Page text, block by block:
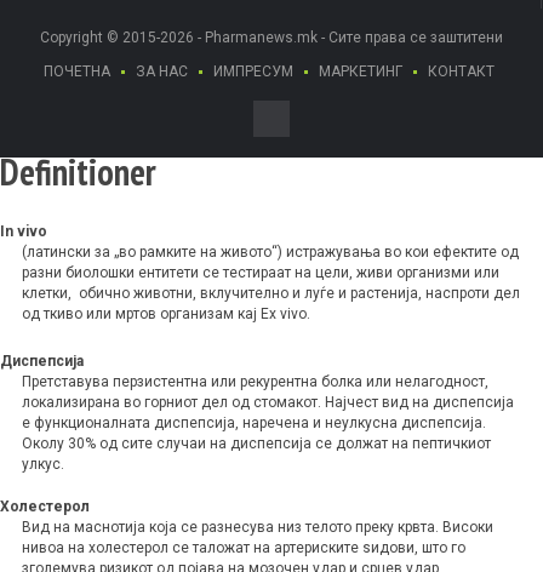
Copyright © 2015-2026 - Pharmanews.mk - Сите права се заштитени
ПОЧЕТНА
ЗА НАС ИМПРЕСУМ МАРКЕТИНГ КОНТАКТ
Definitioner
In vivo
(латински за „во рамките на живото“) истражувања во кои ефектите од
разни биолошки ентитети се тестираат на цели, живи организми или
клетки, обично животни, вклучително и луѓе и растенија, наспроти дел
од ткиво или мртов организам кај Ex vivo.
Диспепсија
Претставува перзистентна или рекурентна болка или нелагодност,
локализирана во горниот дел од стомакот. Најчест вид на диспепсија
е функционалната диспепсија, наречена и неулкусна диспепсија.
Околу 30% од сите случаи на диспепсија се должат на пептичкиот
улкус.
Холестерол
Вид на маснотија која се разнесува низ телото преку крвта. Високи
нивоа на холестерол се таложат на артериските ѕидови, што го
зголемува ризикот од појава на мозочен удар и срцев удар.